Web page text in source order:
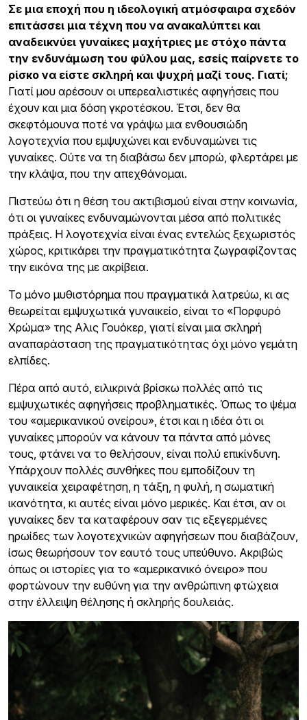
Σε μια εποχή που η ιδεολογική ατμόσφαιρα σχεδόν
επιτάσσει μια τέχνη που να ανακαλύπτει και
αναδεικνύει γυναίκες μαχήτριες με στόχο πάντα
την ενδυνάμωση του φύλου μας, εσείς παίρνετε το
ρίσκο να είστε σκληρή και ψυχρή μαζί τους. Γιατί;
Γιατί μου αρέσουν οι υπερεαλιστικές αφηγήσεις που
έχουν και μια δόση γκροτέσκου. Έτσι, δεν θα
σκεφτόμουνα ποτέ να γράψω μια ενθουσιώδη
λογοτεχνία που εμψυχώνει και ενδυναμώνει τις
γυναίκες. Ούτε να τη διαβάσω δεν μπορώ, φλερτάρει με
την κλάψα, που την απεχθάνομαι.
Πιστεύω ότι η θέση του ακτιβισμού είναι στην κοινωνία,
ότι οι γυναίκες ενδυναμώνονται μέσα από πολιτικές
πράξεις. Η λογοτεχνία είναι ένας εντελώς ξεχωριστός
χώρος, κριτικάρει την πραγματικότητα ζωγραφίζοντας
την εικόνα της με ακρίβεια.
Το μόνο μυθιστόρημα που πραγματικά λατρεύω, κι ας
θεωρείται εμψυχωτικά γυναικείο, είναι το «Πορφυρό
Χρώμα» της Αλις Γουόκερ, γιατί είναι μια σκληρή
αναπαράσταση της πραγματικότητας όχι μόνο γεμάτη
ελπίδες.
Πέρα από αυτό, ειλικρινά βρίσκω πολλές από τις
εμψυχωτικές αφηγήσεις προβληματικές. Όπως το ψέμα
του «αμερικανικού ονείρου», έτσι και η ιδέα ότι οι
γυναίκες μπορούν να κάνουν τα πάντα από μόνες
τους, φτάνει να το θελήσουν, είναι πολύ επικίνδυνη.
Υπάρχουν πολλές συνθήκες που εμποδίζουν τη
γυναικεία χειραφέτηση, η τάξη, η φυλή, η σωματική
ικανότητα, κι αυτές είναι μόνο μερικές. Και έτσι, αν οι
γυναίκες δεν τα καταφέρουν σαν τις εξεγερμένες
ηρωίδες των λογοτεχνικών αφηγήσεων που διαβάζουν,
ίσως θεωρήσουν τον εαυτό τους υπεύθυνο. Ακριβώς
όπως οι ιστορίες για το «αμερικανικό όνειρο» που
φορτώνουν την ευθύνη για την ανθρώπινη φτώχεια
στην έλλειψη θέλησης ή σκληρής δουλειάς.